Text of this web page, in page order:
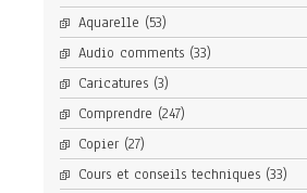
Aquarelle (53)
Audio comments (33)
Caricatures (3)
Comprendre (247)
Copier (27)
Cours et conseils techniques (33)